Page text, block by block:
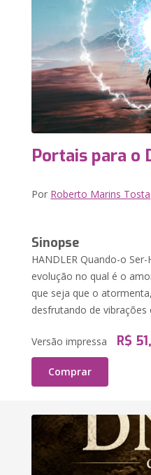
Portais para o
Por Roberto Marins Tosta
Sinopse
HANDLER Quando-o
evolução no qual é o
que seja que o
desfrutando de vibrações
Versão impressa R$
Comprar